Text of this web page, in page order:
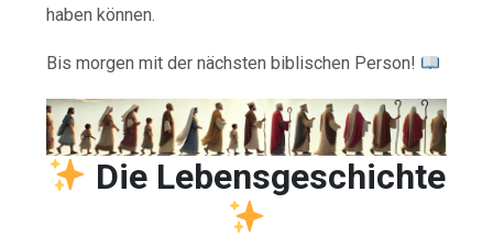
haben können.
Bis morgen mit der nächsten biblischen Person!
Die Lebensgeschichte